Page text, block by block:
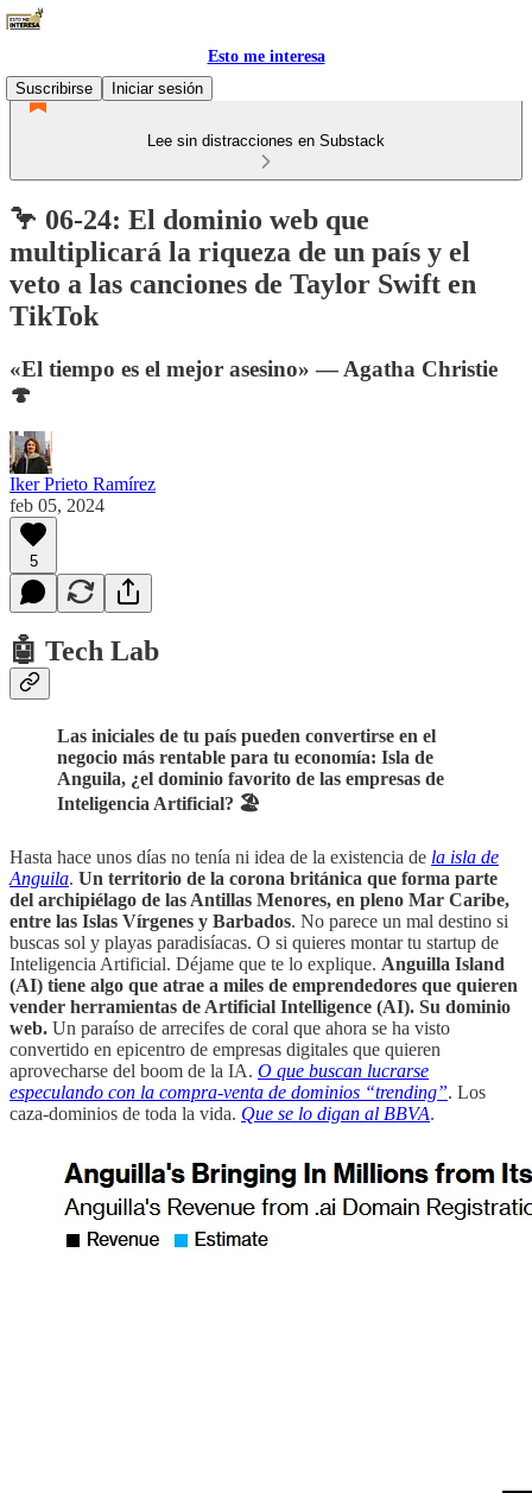
Esto me interesa
Suscribirse
Iniciar sesión
Lee sin distracciones en Substack
🦩 06-24: El dominio web que
multiplicará la riqueza de un país y el
veto a las canciones de Taylor Swift en
TikTok
«El tiempo es el mejor asesino» — Agatha Christie
🍄
Iker Prieto Ramírez
feb 05, 2024
5
🤖 Tech Lab
Las iniciales de tu país pueden convertirse en el
negocio más rentable para tu economía: Isla de
Anguila, ¿el dominio favorito de las empresas de
Inteligencia Artificial? 🏖️
Hasta hace unos días no tenía ni idea de la existencia de la isla de
Anguila. Un territorio de la corona británica que forma parte
del archipiélago de las Antillas Menores, en pleno Mar Caribe,
entre las Islas Vírgenes y Barbados. No parece un mal destino si
buscas sol y playas paradisíacas. O si quieres montar tu startup de
Inteligencia Artificial. Déjame que te lo explique. Anguilla Island
(AI) tiene algo que atrae a miles de emprendedores que quieren
vender herramientas de Artificial Intelligence (AI). Su dominio
web. Un paraíso de arrecifes de coral que ahora se ha visto
convertido en epicentro de empresas digitales que quieren
aprovecharse del boom de la IA. O que buscan lucrarse
especulando con la compra-venta de dominios “trending”. Los
caza-dominios de toda la vida. Que se lo digan al BBVA.